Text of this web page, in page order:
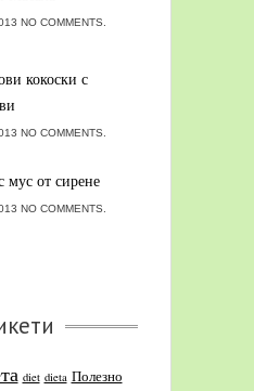
NO COMMENTS.
кокоски с
NO COMMENTS.
мус от сирене
NO COMMENTS.
diet dieta Полезно